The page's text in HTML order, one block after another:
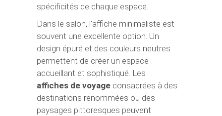
spécificités de chaque espace.
Dans le salon, l’affiche minimaliste est
souvent une excellente option. Un
design épuré et des couleurs neutres
permettent de créer un espace
accueillant et sophistiqué. Les
affiches de voyage consacrées à des
destinations renommées ou des
paysages pittoresques peuvent